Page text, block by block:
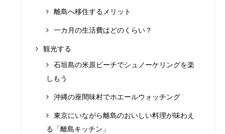
離島へ移住するメリット
一カ月の生活費はどのくらい？
観光する
石垣島の米原ビーチでシュノーケリングを楽
しもう
沖縄の座間味村でホエールウォッチング
東京にいながら離島のおいしい料理が味わえ
る「離島キッチン」